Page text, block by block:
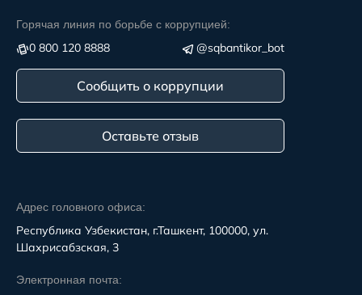
Адрес головного офиса:
Республика Узбекистан, г.Ташкент, 100000, ул.
Шахрисабзская, 3
Электронная почта:
Горячая линия по борьбе с коррупцией:
0 800 120 8888 @sqbantikor_bot
Сообщить о коррупции
Оставьте отзыв